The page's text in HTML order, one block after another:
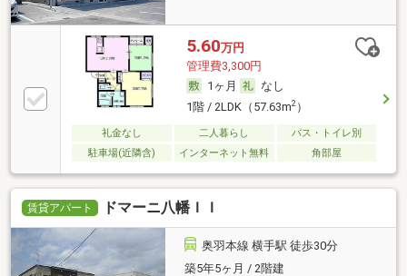
5.60万円
管理費3,300円
1ヶ月
なし
1階 / 2LDK（57.63m2）
礼金なし 二人暮らし
バス・トイレ別
駐車場(近隣含)
インターネット無料 角部屋
賃貸アパート ドマーニ八幡ＩＩ
奥羽本線 横手駅 徒歩30分
築5年5ヶ月 / 2階建